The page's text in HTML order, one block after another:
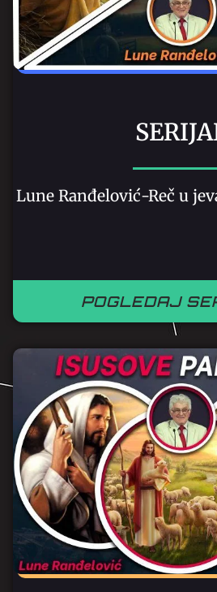
Lune Ranđelović-Reč u
POGLEDAJ